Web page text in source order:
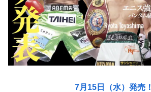
7月15日（水）発売！